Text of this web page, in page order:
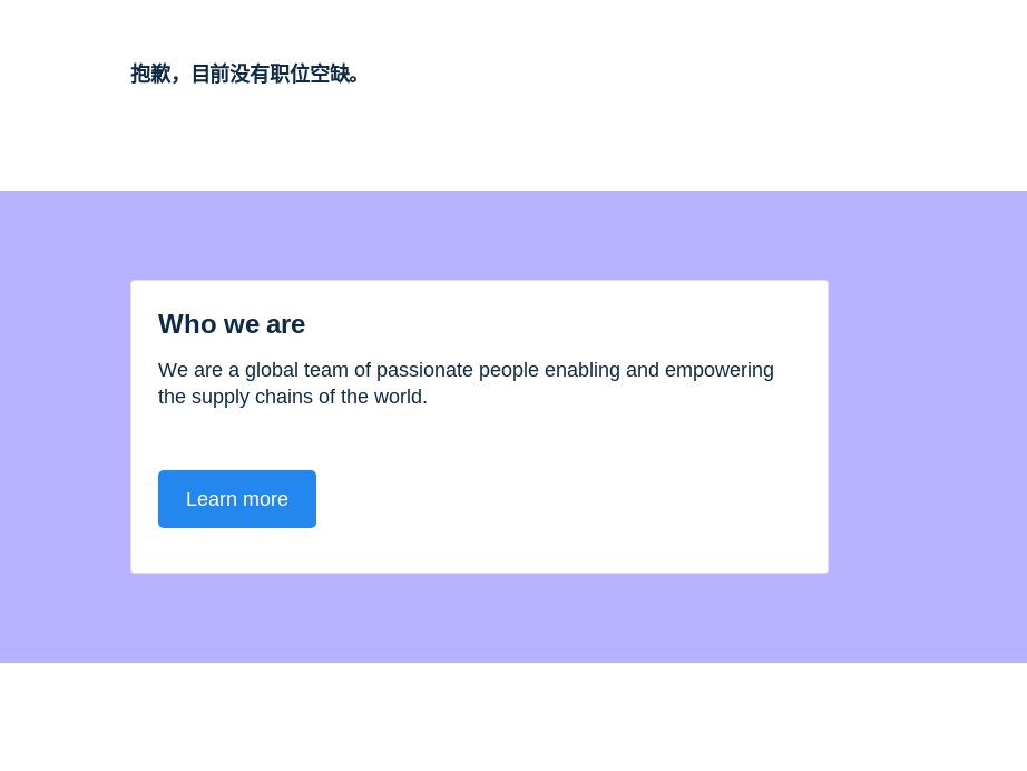
抱歉，目前没有职位空缺。
Who we are
We are a global team of passionate people enabling and empowering
the supply chains of the world.
Learn more